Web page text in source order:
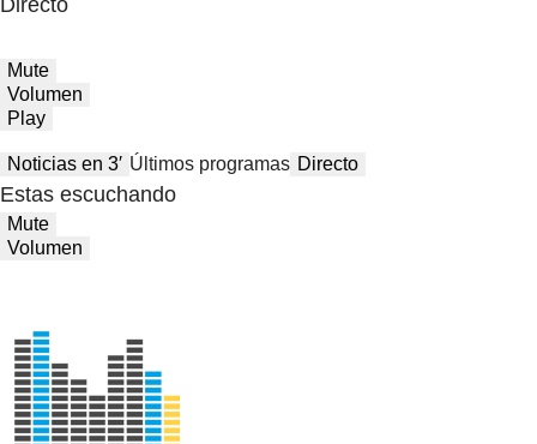
Mute
Volumen
Play
Noticias en 3′ Últimos programas Directo
Estas escuchando
Mute
Volumen